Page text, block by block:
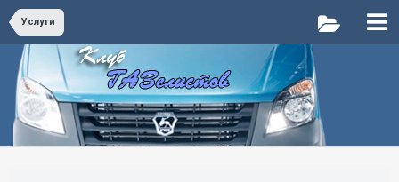
Услуги